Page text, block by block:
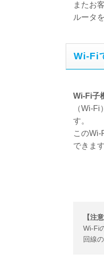
またお
ルータ
Wi-Fi
Wi-Fi子
（Wi-
す。
このWi-
できます
【注意
Wi-Fi
回線